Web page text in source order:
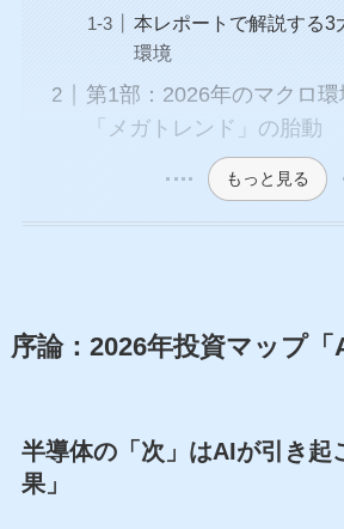
本レポートで解説する3
環境
第1部：2026年のマクロ
「メガトレンド」の胎動
もっと見る
序論：2026年投資マップ
半導体の「次」はAIが引き起
果」